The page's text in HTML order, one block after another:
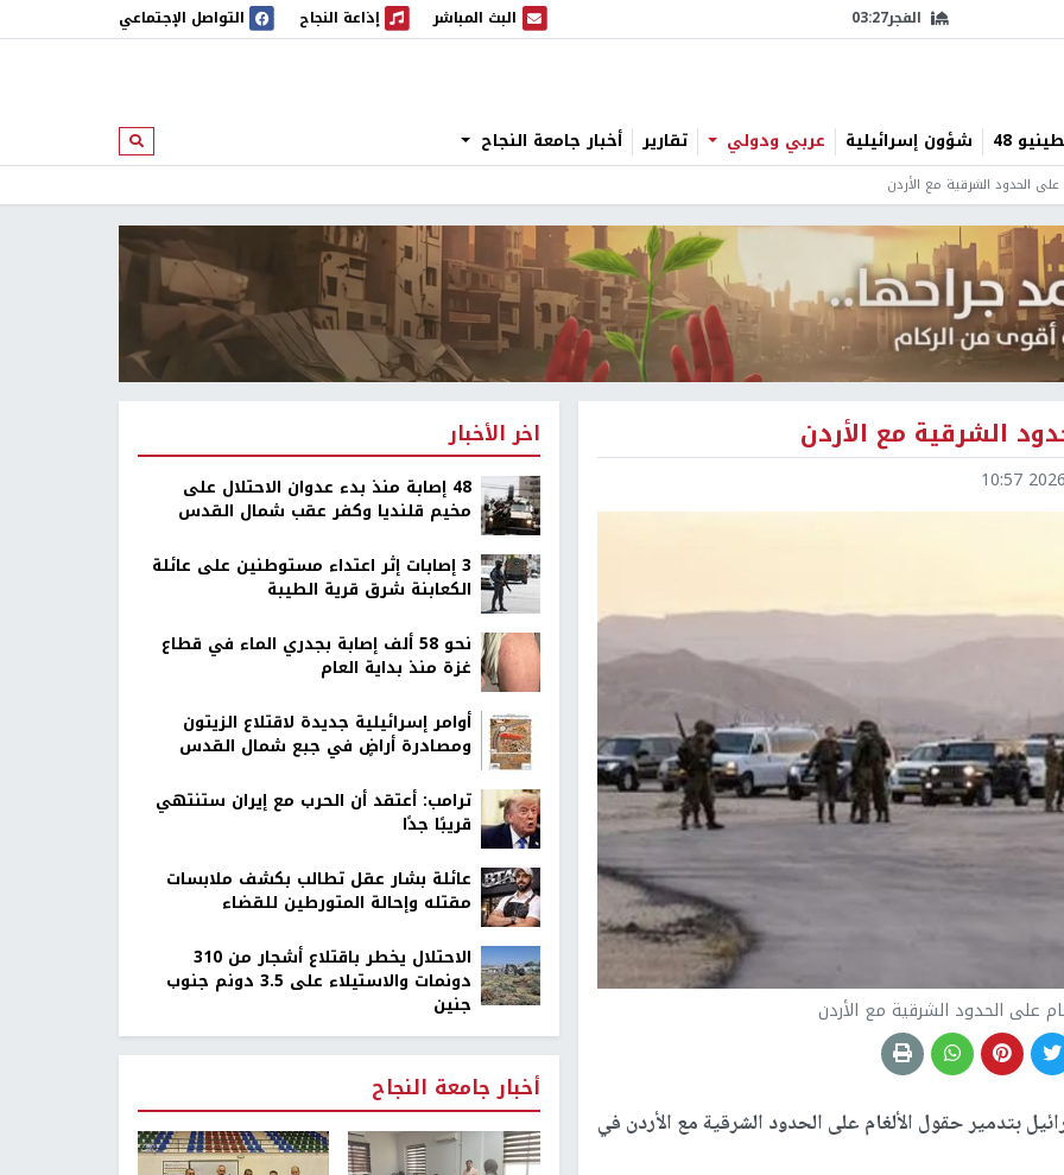
الفجر03:27 البث المباشر
البث المباشر إذاعة النجاح
إذاعة النجاح التواصل الإجتماعي
48 شؤون إسرائيلية عربي ودولي تقارير أخبار جامعة النجاح ابحث
على الحدود الشرقية مع الأردن
الشرقية مع الأردن
2026-
على الحدود الشرقية مع الأردن
بتدمير حقول الألغام على الحدود الشرقية مع الأردن في
اخر الأخبار
48 إصابة منذ بدء عدوان الاحتلال على
مخيم قلنديا وكفر عقب شمال القدس
‏3 إصابات إثر اعتداء مستوطنين على عائلة
الكعابنة شرق قرية الطيبة
نحو 58 ألف إصابة بجدري الماء في قطاع
غزة منذ بداية العام
أوامر إسرائيلية جديدة لاقتلاع الزيتون
ومصادرة أراضٍ في جبع شمال القدس
ترامب: أعتقد أن الحرب مع إيران ستنتهي
قريبًا جدًا
عائلة بشار عقل تطالب بكشف ملابسات
مقتله وإحالة المتورطين للقضاء
الاحتلال يخطر باقتلاع أشجار من 310
دونمات والاستيلاء على 3.5 دونم جنوب
جنين
أخبار جامعة النجاح